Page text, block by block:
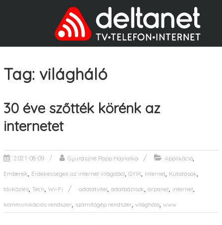
Tag: világháló
30 éve szőtték körénk az
internetet
2021-08-09 Gyurászné Papp Hajnalka Applikáció,
Emberek, Érdekességek az internet világából, GYIK, Internet, Kutatások,
távközlés, Tech, Wi-Fi adatátvitel, adatbázisok, arpanet, internet,
kommunikációs rendszer, számítógép rendszer, világháló, www